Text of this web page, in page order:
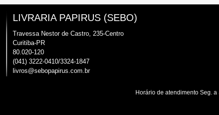
LIVRARIA PAPIRUS (SEBO)
Travessa Nestor de Castro, 235-Centro
Curitiba-PR
80.020-120
(041) 3222-0410/3324-1847
livros@sebopapirus.com.br
Horário de atendimento Seg.